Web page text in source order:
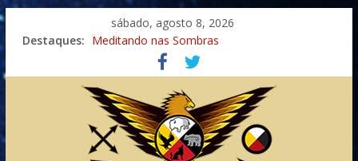
sábado, agosto 8, 2026
Destaques: Meditando nas Sombras
Autosuficiência: A Jornada do Espírito Ancestral
Xamanismo Universal
Totens – Caminho Espiritual – Crescimento
Imaginação na Cura